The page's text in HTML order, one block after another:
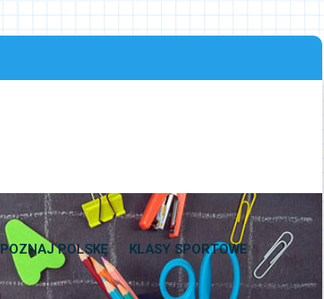
POZNAJ POLSKĘ KLASY SPORTOWE